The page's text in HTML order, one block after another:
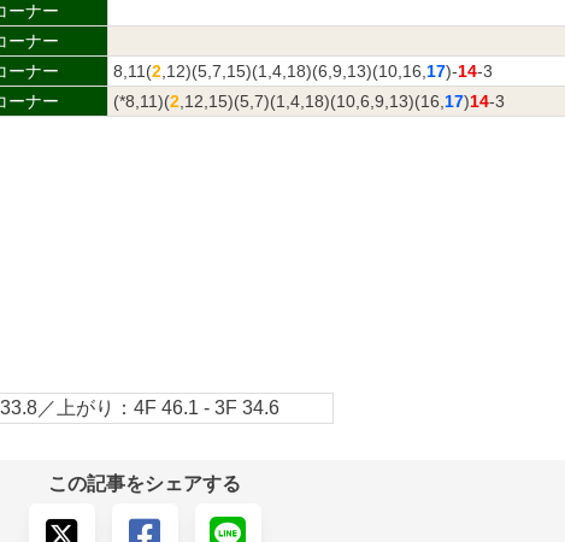
ーナー
ーナー
ーナー
8,11(2 ,12)(5,7,15)(1,4,18)(6,9,13)(10,16, 17)-14-3
ーナー
(*8,11)(2 ,12,15)(5,7)(1,4,18)(10,6,9,13)(16, 17)14-3
／上がり：4F 46.1 - 3F 34.6
この記事をシェアする